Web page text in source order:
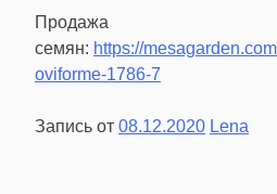
Продажа
семян: https://
oviforme-1786-7
Запись от 08.12.2020 Lena